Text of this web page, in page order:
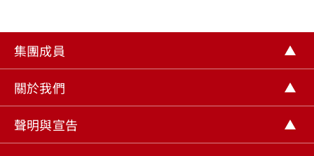
集團成員
關於我們
聲明與宣告
忘記密碼｜密碼解鎖